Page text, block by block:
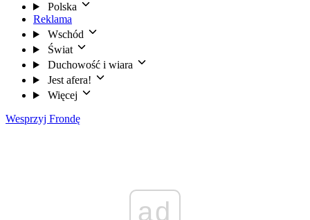
Polska
Reklama
Wschód
Świat
Duchowość i wiara
Jest afera!
Więcej
Wesprzyj Frondę
ad